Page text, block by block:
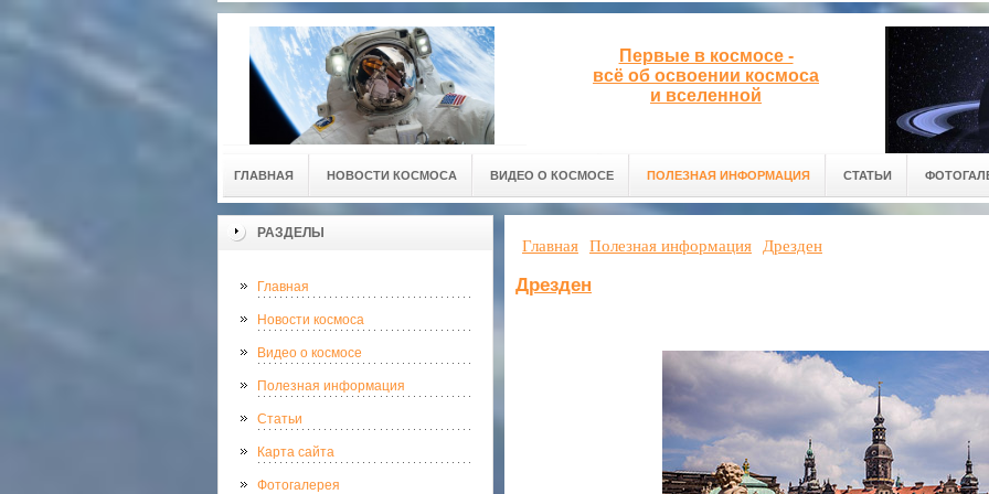
Первые в космосе -
всё об освоении космоса
и вселенной
ГЛАВНАЯ НОВОСТИ КОСМОСА ВИДЕО О КОСМОСЕ ПОЛЕЗНАЯ ИНФОРМАЦИЯ СТАТЬИ
РАЗДЕЛЫ
Главная
Новости космоса
Видео о космосе
Полезная информация
Статьи
Карта сайта
Фотогалерея
Главная Полезная информация Дрезден
Дрезден